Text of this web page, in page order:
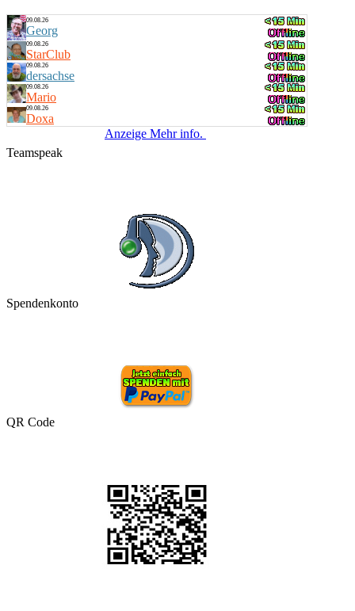
09.08.26
Georg
09.08.26
StarClub
09.08.26
dersachse
09.08.26
Mario
09.08.26
Doxa
Anzeige Mehr info.
Teamspeak
Spendenkonto
QR Code